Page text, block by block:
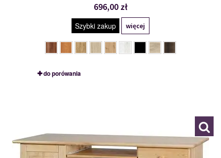
696,00 zł
Szybki zakup więcej
do porówania